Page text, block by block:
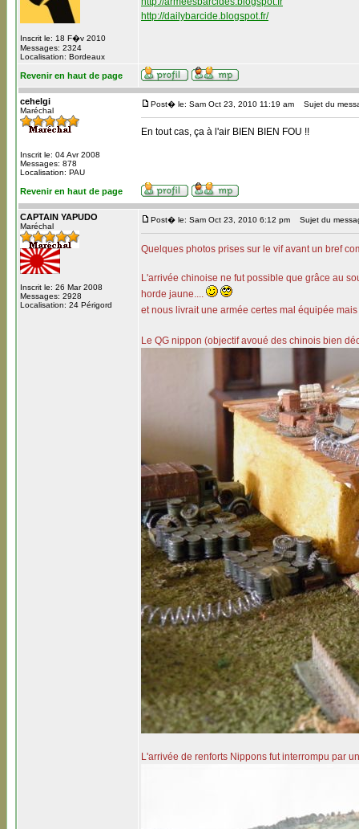
Inscrit le: 18 F�v 2010
Messages: 2324
Localisation: Bordeaux
http://dailybarcide.blogspot.fr/
Revenir en haut de page
cehelgi
Maréchal
Inscrit le: 04 Avr 2008
Messages: 878
Localisation: PAU
Post� le: Sam Oct 23, 2010 11:19 am Sujet du
En tout cas, ça à l'air BIEN BIEN FOU !!
Revenir en haut de page
CAPTAIN YAPUDO
Maréchal
Inscrit le: 26 Mar 2008
Messages: 2928
Localisation: 24 Périgord
Post� le: Sam Oct 23, 2010 6:12 pm Sujet du
Quelques photos prises sur le vif avant un bref
L'arrivée chinoise ne fut possible que grâce au
horde jaune....
et nous livrait une armée certes mal équipée
Le QG nippon (objectif avoué des chinois bien
L'arrivée de renforts Nippons fut interrompu par